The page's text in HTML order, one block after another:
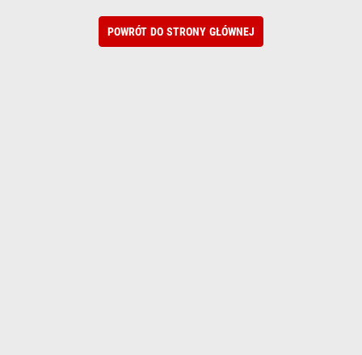
POWRÓT DO STRONY GŁÓWNEJ